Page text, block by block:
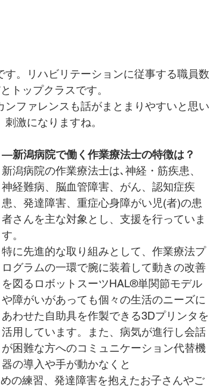
。リハビリテーションに従事する職員数
トップクラスです。
ファレンスも話がまとまりやすいと思い
激になりますね。
―新潟病院で働く作業療法士の特徴は？
新潟病院の作業療法士は､神経・筋疾患、
神経難病、脳血管障害、がん、認知症疾
患、発達障害、重症心身障がい児(者)の患
者さんを主な対象とし、支援を行っていま
す。
特に先進的な取り組みとして、作業療法プ
ログラムの一環で腕に装着して動きの改善
を図るロボットスーツHAL®単関節モデル
や障がいがあっても個々の生活のニーズに
あわせた自助具を作製できる3Dプリンタを
活用しています。また、病気が進行し会話
が困難な方へのコミュニケーション代替機
器の導入や手が動かなくと
の練習、発達障害を抱えたお子さんやご